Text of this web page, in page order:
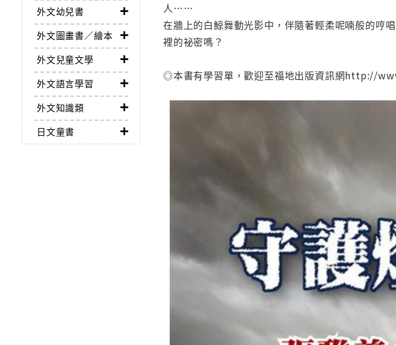
外文幼兒書
外文圖畫書／繪本
外文兒童文學
外文語言學習
外文知識類
日文童書
人……
在牆上的白鯨舞動光影中，伴隨著輕柔呢喃般的哼
裡的祕密嗎？
◎本書有學習單，歡迎至福地出版資訊網http://